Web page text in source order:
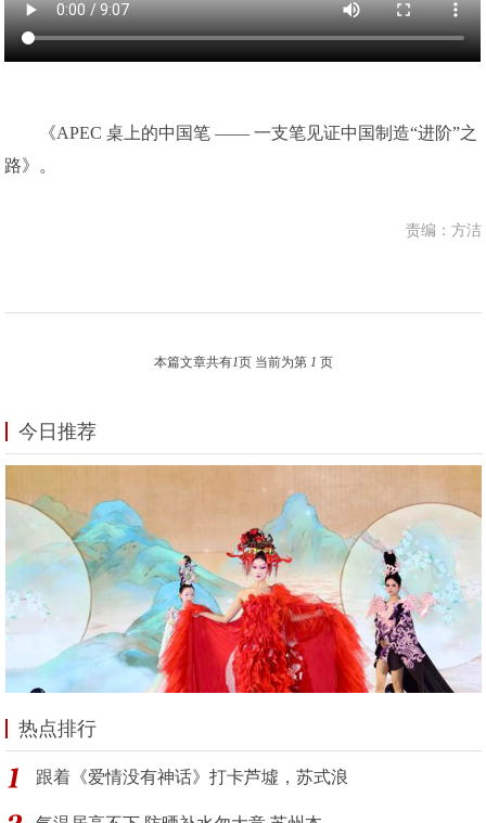
《APEC 桌上的中国笔 —— 一支笔见证中国制造“进阶”之
路》。
责编：方洁
本篇文章共有1页 当前为第 1 页
今日推荐
热点排行
跟着《爱情没有神话》打卡芦墟，苏式浪